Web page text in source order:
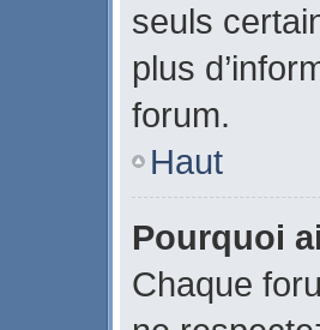
seuls
plus
forum.
Haut
Pourquoi
Chaque